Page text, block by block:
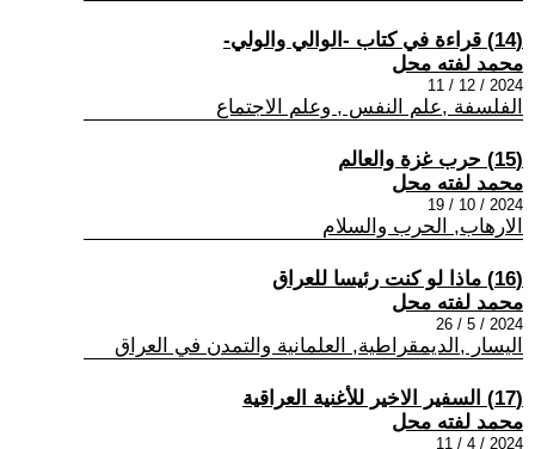
(14) قراءة في كتاب -الوالي والولي-
محمد لفته محل
2024 / 12 / 11
الفلسفة ,علم النفس , وعلم الاجتماع
(15) حرب غزة والعالم
محمد لفته محل
2024 / 10 / 19
الارهاب, الحرب والسلام
(16) ماذا لو كنت رئيسا للعراق
محمد لفته محل
2024 / 5 / 26
اليسار ,الديمقراطية, العلمانية والتمدن في العراق
(17) السفير الاخير للأغنية العراقية
محمد لفته محل
2024 / 4 / 11